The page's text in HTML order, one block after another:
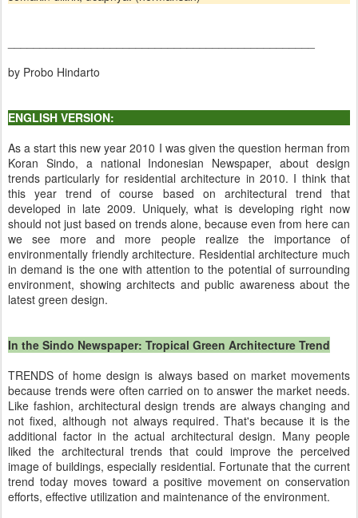
by Probo Hindarto
ENGLISH VERSION:
As a start this new year 2010 I was given the question herman from
Koran Sindo, a national Indonesian Newspaper, about design
trends particularly for residential architecture in 2010. I think that
this year trend of course based on architectural trend that
developed in late 2009. Uniquely, what is developing right now
should not just based on trends alone, because even from here can
we see more and more people realize the importance of
environmentally friendly architecture. Residential architecture much
in demand is the one with attention to the potential of surrounding
environment, showing architects and public awareness about the
latest green design.
In the Sindo Newspaper: Tropical Green Architecture Trend
TRENDS of home design is always based on market movements
because trends were often carried on to answer the market needs.
Like fashion, architectural design trends are always changing and
not fixed, although not always required. That's because it is the
additional factor in the actual architectural design. Many people
liked the architectural trends that could improve the perceived
image of buildings, especially residential. Fortunate that the current
trend today moves toward a positive movement on conservation
efforts, effective utilization and maintenance of the environment.